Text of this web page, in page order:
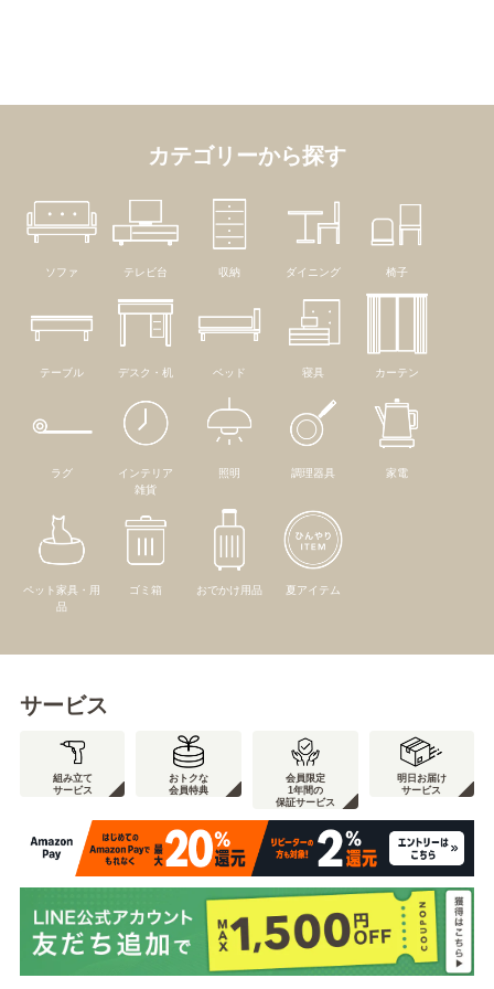
カテゴリーから探す
ソファ テレビ台 収納 ダイニング 椅子
テーブル デスク・机 ベッド 寝具 カーテン
ラグ
インテリア
雑貨
照明 調理器具 家電
ペット家具・用
品
ゴミ箱 おでかけ用品 夏アイテム
サービス
組み立て
サービス
おトクな
会員特典
会員限定
1年間の
保証サービス
明日お届け
サービス